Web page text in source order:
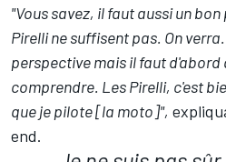
"Vous savez, il faut aussi un
Pirelli ne suffisent pas. On
perspective mais il faut
comprendre. Les Pirelli, c'est
que je pilote [la moto]",
end.